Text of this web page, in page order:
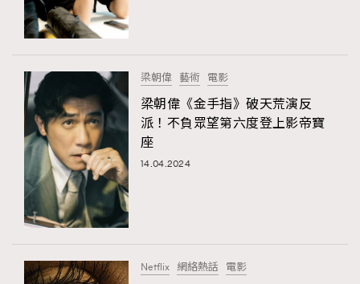
AFrenchMind
EmpowerF
FashionWeek FigaroAesthetic
梁朝偉 藝術 電影
梁朝偉《金手指》破天荒演反
派！不負眾望第六度登上影帝寶
座
14.04.2024
Netflix 網絡熱話 電影